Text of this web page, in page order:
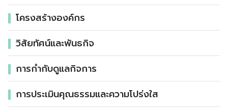
โครงสร้างองค์กร
วิสัยทัศน์และพันธกิจ
การกำกับดูแลกิจการ
การประเมินคุณธรรมและความโปร่งใส